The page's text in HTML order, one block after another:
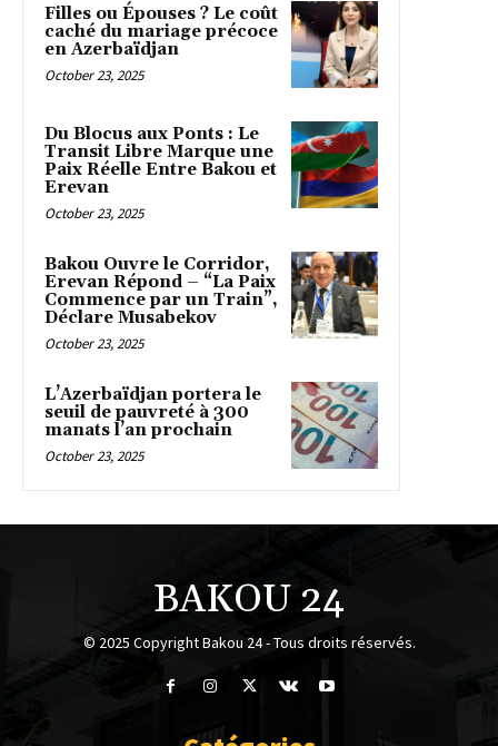
Filles ou Épouses ? Le coût
caché du mariage précoce
en Azerbaïdjan
October 23, 2025
Du Blocus aux Ponts : Le
Transit Libre Marque une
Paix Réelle Entre Bakou et
Erevan
October 23, 2025
Bakou Ouvre le Corridor,
Erevan Répond – “La Paix
Commence par un Train”,
Déclare Musabekov
October 23, 2025
L’Azerbaïdjan portera le
seuil de pauvreté à 300
manats l’an prochain
October 23, 2025
BAKOU 24
© 2025 Copyright Bakou 24 - Tous droits réservés.